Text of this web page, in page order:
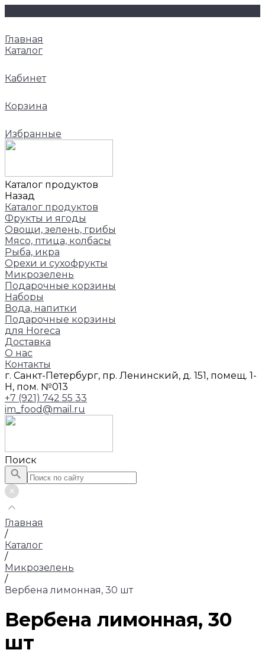
Главная
Каталог
Кабинет
Корзина
Избранные
Каталог продуктов
Назад
Каталог продуктов
Фрукты и ягоды
Овощи, зелень, грибы
Мясо, птица, колбасы
Рыба, икра
Орехи и сухофрукты
Микрозелень
Подарочные корзины
Наборы
Вода, напитки
Подарочные корзины
для Horeca
Доставка
О нас
Контакты
г. Санкт-Петербург, пр. Ленинский, д. 151, помещ. 1-
Н, пом. №013
+7 (921) 742 55 33
im_food@mail.ru
Поиск
Главная
/
Каталог
/
Микрозелень
/
Вербена лимонная, 30 шт
Вербена лимонная, 30
шт